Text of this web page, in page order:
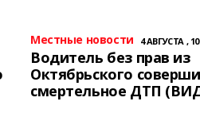
Местные новости 4 АВГУСТА ,
Водитель без прав из
Октябрьского
смертельное ДТП